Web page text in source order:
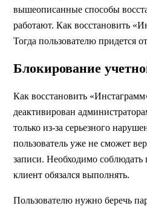
вышеописанные способы
работают. Как восстановить
Тогда пользователю придется
Блокирование
Как восстановить
деактивирован
только из-за серьезного
пользователь уже не сможет
записи. Необходимо соблюдать
клиент обязался выполнять.
Пользователю нужно беречь